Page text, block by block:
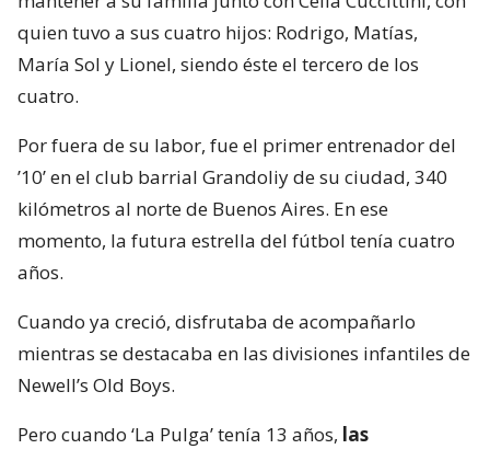
quien tuvo a sus cuatro hijos: Rodrigo, Matías,
María Sol y Lionel, siendo éste el tercero de los
cuatro.
Por fuera de su labor, fue el primer entrenador del
’10’ en el club barrial Grandoliy de su ciudad, 340
kilómetros al norte de Buenos Aires. En ese
momento, la futura estrella del fútbol tenía cuatro
años.
Cuando ya creció, disfrutaba de acompañarlo
mientras se destacaba en las divisiones infantiles de
Newell’s Old Boys.
Pero cuando ‘La Pulga’ tenía 13 años, las